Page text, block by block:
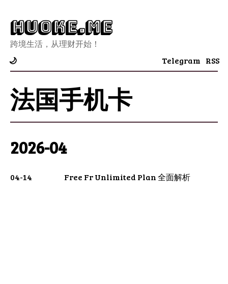
Huoke.Me
跨境生活，从理财开始！
🌙 Telegram RSS
法国手机卡
2026-04
04-14 Free Fr Unlimited Plan 全面解析